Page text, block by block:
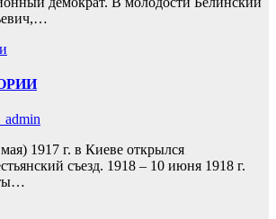
1917 г. в Киеве открылся
съезд. 1918 – 10 июня 1918 г.